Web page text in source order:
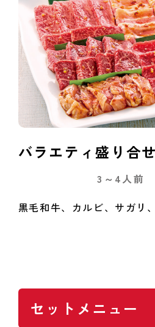
バラエティ盛り合せ
3～4人前
黒毛和牛、カルビ、サガリ
セットメニュー